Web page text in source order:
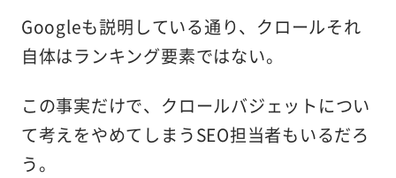
Googleも説明している通り、クロールそれ
自体はランキング要素ではない。
この事実だけで、クロールバジェットについ
て考えをやめてしまうSEO担当者もいるだろ
う。